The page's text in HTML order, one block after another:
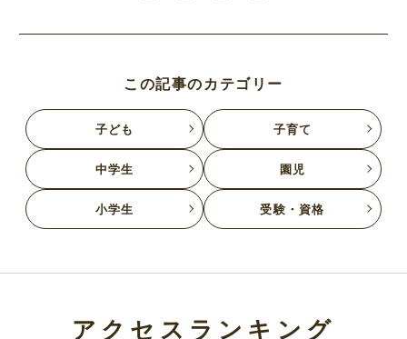
この記事のカテゴリー
子ども 子育て
中学生 園児
小学生 受験・資格
アクセスランキング